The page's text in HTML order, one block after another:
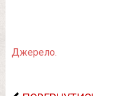
Джерело.